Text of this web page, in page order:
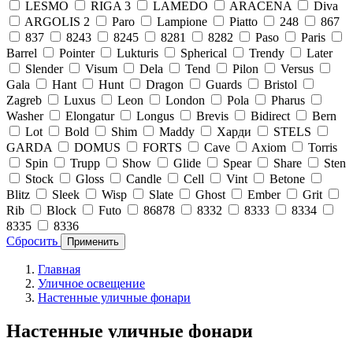
LESMO
RIGA 3 LAMEDO ARACENA
Diva
ARGOLIS 2
Paro Lampione Piatto 248
867
837
8243 8245 8281 8282 Paso
Paris
Barrel
Pointer Lukturis Spherical Trendy
Later
Slender
Visum Dela Tend Pilon
Versus
Gala
Hant Hunt Dragon Guards
Bristol
Zagreb
Luxus Leon London Pola
Pharus
Washer
Elongatur Longus Brevis Bidirect
Bern
Lot
Bold Shim Maddy Харди
STELS
GARDA
DOMUS FORTS Cave Axiom
Torris
Spin
Trupp Show Glide Spear Share
Sten
Stock
Gloss Candle Cell Vint
Betone
Blitz
Sleek Wisp Slate Ghost Ember
Grit
Rib
Block Futo 86878 8332 8333
8334
8335
8336
Сбросить
Применить
Главная
Уличное освещение
Настенные уличные фонари
Настенные уличные фонари